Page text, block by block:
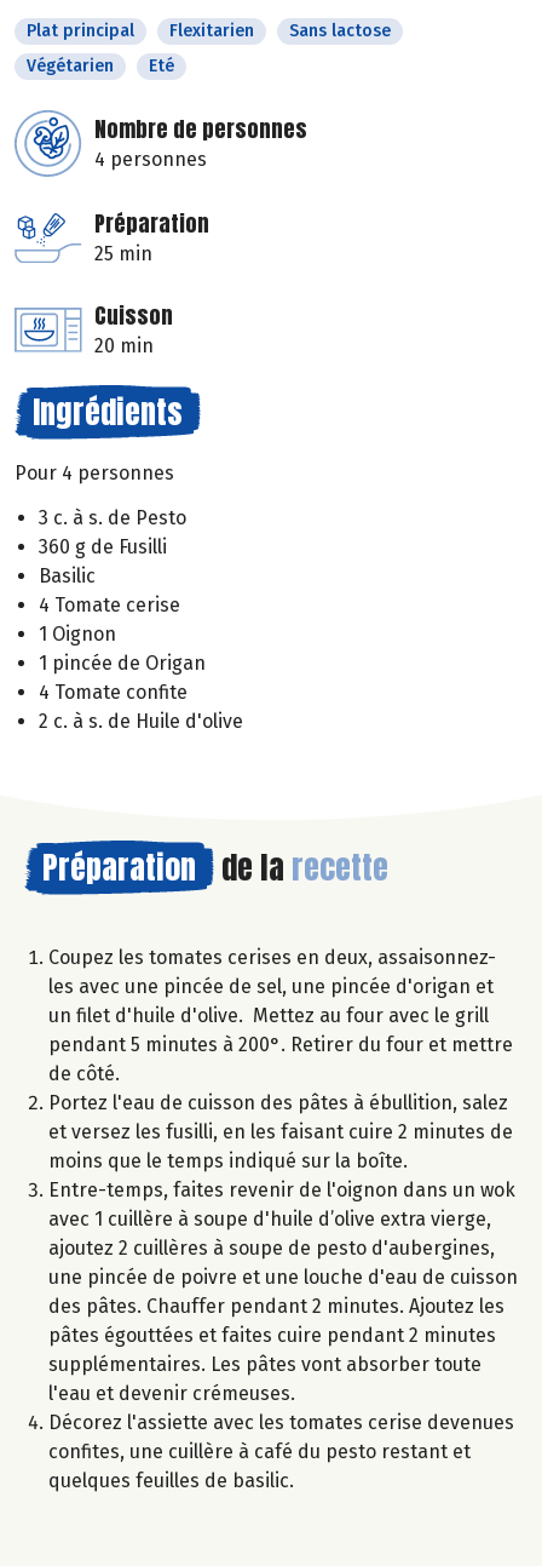
Plat principal Flexitarien
Sans lactose
Végétarien
Eté
Nombre de personnes
4 personnes
Préparation
25 min
Cuisson
20 min
Ingrédients
Pour 4 personnes
3 c. à s. de Pesto
360 g de Fusilli
Basilic
4 Tomate cerise
1 Oignon
1 pincée de Origan
4 Tomate confite
2 c. à s. de Huile d'olive
Préparation de la recette
Coupez les tomates cerises en deux, assaisonnez-
les avec une pincée de sel, une pincée d'origan et
un filet d'huile d'olive. Mettez au four avec le grill
pendant 5 minutes à 200°. Retirer du four et mettre
de côté.
Portez l'eau de cuisson des pâtes à ébullition, salez
et versez les fusilli, en les faisant cuire 2 minutes de
moins que le temps indiqué sur la boîte.
Entre-temps, faites revenir de l'oignon dans un wok
avec 1 cuillère à soupe d'huile d’olive extra vierge,
ajoutez 2 cuillères à soupe de pesto d'aubergines,
une pincée de poivre et une louche d'eau de cuisson
des pâtes. Chauffer pendant 2 minutes. Ajoutez les
pâtes égouttées et faites cuire pendant 2 minutes
supplémentaires. Les pâtes vont absorber toute
l'eau et devenir crémeuses.
Décorez l'assiette avec les tomates cerise devenues
confites, une cuillère à café du pesto restant et
quelques feuilles de basilic.